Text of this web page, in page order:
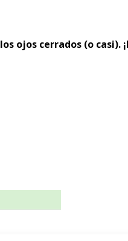
ojos cerrados (o casi).